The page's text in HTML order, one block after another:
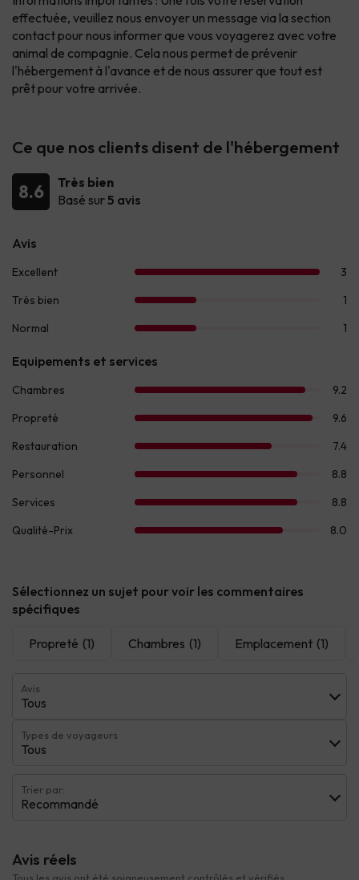
effectuée, veuillez nous envoyer un message via la section
contactpour nous informer que vous voyagerez avec votre
animal de compagnie. Cela nous permet de prévenir
l'hébergement à l'avance et de nous assurer que tout est
prêt pour votre arrivée.
Ce que nos clients disent de l'hébergement
8.6
Très bien
Basé sur5 avis
Sélectionnez un sujet pour voir les commentaires
spécifiques
Propreté (1) Chambres (1) Emplacement (1)
Avis
Tous
Types de voyageurs
Tous
Trier par:
Recommandé
Avis réels